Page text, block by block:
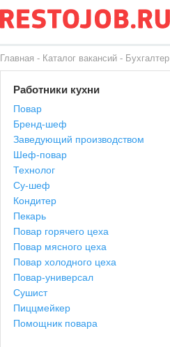
Главная - Каталог вакансий - Бухгалтер
Работники кухни
Повар
Бренд-шеф
Заведующий производством
Шеф-повар
Технолог
Су-шеф
Кондитер
Пекарь
Повар горячего цеха
Повар мясного цеха
Повар холодного цеха
Повар-универсал
Сушист
Пиццмейкер
Помощник повара